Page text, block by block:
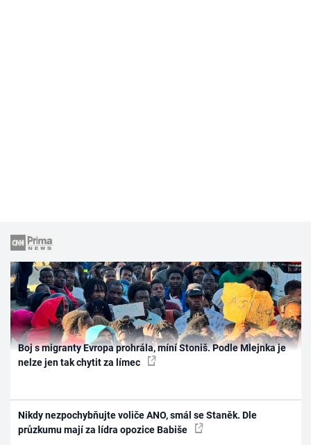
Boj s migranty Evropa prohrála, míní Stoniš. Podle Mlejnka je
nelze jen tak chytit za límec
Nikdy nezpochybňujte voliče ANO, smál se Staněk. Dle
průzkumu mají za lídra opozice Babiše